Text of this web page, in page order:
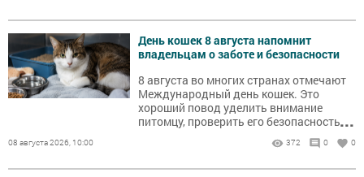
День кошек 8 августа напомнит
владельцам о заботе и безопасности
8 августа во многих странах отмечают
Международный день кошек. Это
хороший повод уделить внимание
питомцу, проверить его безопасность
дома и узнать несколько любопытных
...
08 августа 2026, 10:00 372 0 0